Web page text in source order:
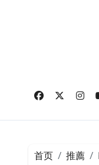
首页 推薦